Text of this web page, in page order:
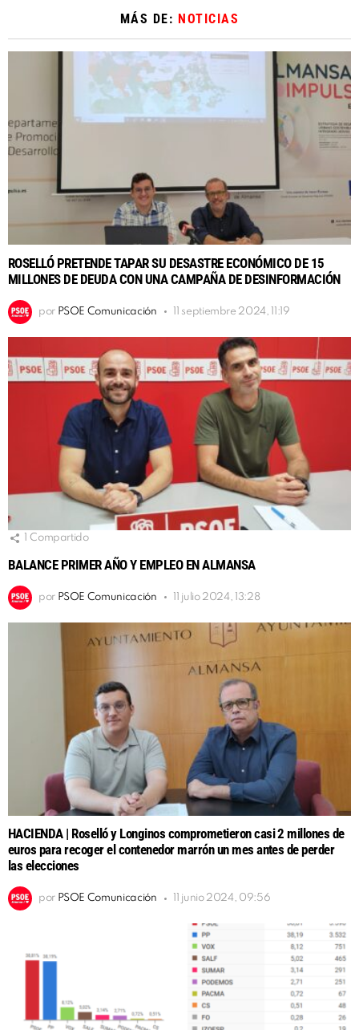
MÁS DE: NOTICIAS
ROSELLÓ PRETENDE TAPAR SU DESASTRE ECONÓMICO DE 15
MILLONES DE DEUDA CON UNA CAMPAÑA DE DESINFORMACIÓN
por PSOE Comunicación 11 septiembre 2024, 11:19
Compartido
BALANCE PRIMER AÑO Y EMPLEO EN ALMANSA
por PSOE Comunicación 11 julio 2024, 13:28
HACIENDA | Roselló y Longinos comprometieron casi 2 millones de
euros para recoger el contenedor marrón un mes antes de perder
las elecciones
por PSOE Comunicación 11 junio 2024, 09:56